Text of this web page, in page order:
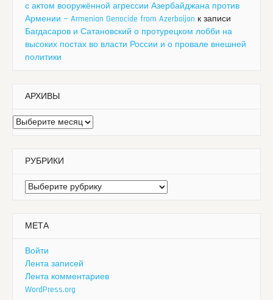
с актом вооружённой агрессии Азербайджана против
Армении — Armenian Genocide from Azerbaijan к записи
Багдасаров и Сатановский о протурецком лобби на
высоких постах во власти России и о провале внешней
политики
АРХИВЫ
Архивы
РУБРИКИ
Рубрики
МЕТА
Войти
Лента записей
Лента комментариев
WordPress.org